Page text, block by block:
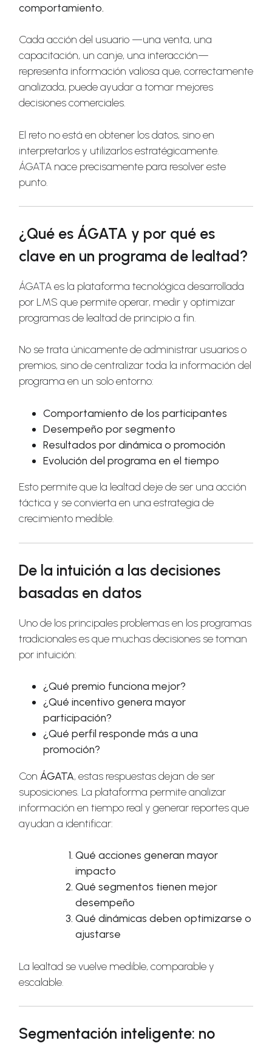
comportamiento.
Cada acción del usuario —una venta, una
capacitación, un canje, una interacción—
representa información valiosa que, correctamente
analizada, puede ayudar a tomar mejores
decisiones comerciales.
El reto no está en obtener los datos, sino en
interpretarlos y utilizarlos estratégicamente.
ÁGATA nace precisamente para resolver este
punto.
¿Qué es ÁGATA y por qué es
clave en un programa de lealtad?
ÁGATA es la plataforma tecnológica desarrollada
por LMS que permite operar, medir y optimizar
programas de lealtad de principio a fin.
No se trata únicamente de administrar usuarios o
premios, sino de centralizar toda la información del
programa en un solo entorno:
Comportamiento de los participantes
Desempeño por segmento
Resultados por dinámica o promoción
Evolución del programa en el tiempo
Esto permite que la lealtad deje de ser una acción
táctica y se convierta en una estrategia de
crecimiento medible.
De la intuición a las decisiones
basadas en datos
Uno de los principales problemas en los programas
tradicionales es que muchas decisiones se toman
por intuición:
¿Qué premio funciona mejor?
¿Qué incentivo genera mayor
participación?
¿Qué perfil responde más a una
promoción?
Con ÁGATA, estas respuestas dejan de ser
suposiciones. La plataforma permite analizar
información en tiempo real y generar reportes que
ayudan a identificar:
Qué acciones generan mayor
impacto
Qué segmentos tienen mejor
desempeño
Qué dinámicas deben optimizarse o
ajustarse
La lealtad se vuelve medible, comparable y
escalable.
Segmentación inteligente: no